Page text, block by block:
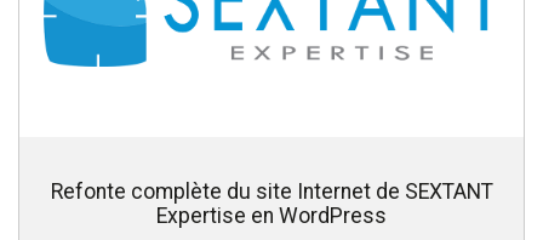
Refonte complète du site Internet de SEXTANT
Expertise en WordPress